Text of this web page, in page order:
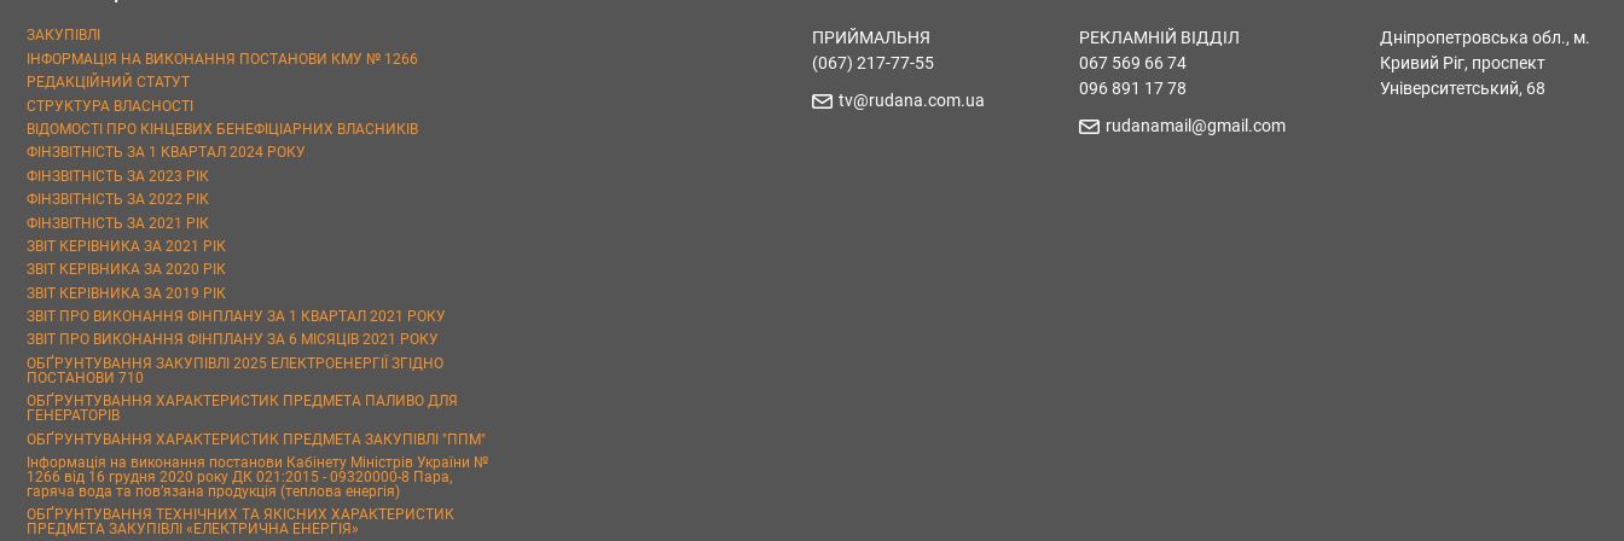
ЗАКУПІВЛІ
ІНФОРМАЦІЯ НА ВИКОНАННЯ ПОСТАНОВИ КМУ № 1266
РЕДАКЦІЙНИЙ СТАТУТ
СТРУКТУРА ВЛАСНОСТІ
ВІДОМОСТІ ПРО КІНЦЕВИХ БЕНЕФІЦІАРНИХ ВЛАСНИКІВ
ФІНЗВІТНІСТЬ ЗА 1 КВАРТАЛ 2024 РОКУ
ФІНЗВІТНІСТЬ ЗА 2023 РІК
ФІНЗВІТНІСТЬ ЗА 2022 РІК
ФІНЗВІТНІСТЬ ЗА 2021 РІК
ЗВІТ КЕРІВНИКА ЗА 2021 РІК
ЗВІТ КЕРІВНИКА ЗА 2020 РІК
ЗВІТ КЕРІВНИКА ЗА 2019 РІК
ЗВІТ ПРО ВИКОНАННЯ ФІНПЛАНУ ЗА 1 КВАРТАЛ 2021 РОКУ
ЗВІТ ПРО ВИКОНАННЯ ФІНПЛАНУ ЗА 6 МІСЯЦІВ 2021 РОКУ
ОБҐРУНТУВАННЯ ЗАКУПІВЛІ 2025 ЕЛЕКТРОЕНЕРГІЇ ЗГІДНО
ПОСТАНОВИ 710
ОБҐРУНТУВАННЯ ХАРАКТЕРИСТИК ПРЕДМЕТА ПАЛИВО ДЛЯ
ГЕНЕРАТОРІВ
ОБҐРУНТУВАННЯ ХАРАКТЕРИСТИК ПРЕДМЕТА ЗАКУПІВЛІ "ППМ"
Інформація на виконання постанови Кабінету Міністрів України №
1266 від 16 грудня 2020 року ДК 021:2015 - 09320000-8 Пара,
гаряча вода та пов’язана продукція (теплова енергія)
ОБҐРУНТУВАННЯ ТЕХНІЧНИХ ТА ЯКІСНИХ ХАРАКТЕРИСТИК
ПРЕДМЕТА ЗАКУПІВЛІ «ЕЛЕКТРИЧНА ЕНЕРГІЯ»
ПРИЙМАЛЬНЯ
(067) 217-77-55
tv@rudana.com.ua
РЕКЛАМНІЙ ВІДДІЛ
067 569 66 74
096 891 17 78
rudanamail@gmail.com
Дніпропетровська обл., м.
Кривий Ріг, проспект
Університетський, 68